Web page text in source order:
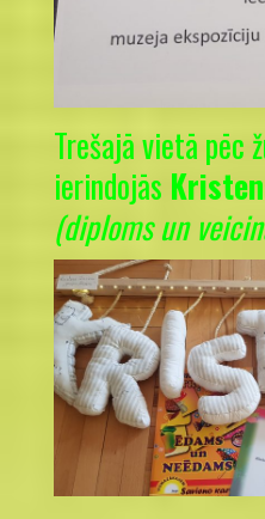
Trešajā vietā pēc
ierindojās
(diploms un